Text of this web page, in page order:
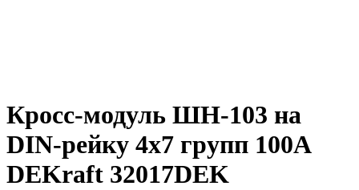
Кросс-модуль ШН-103 на
DIN-рейку 4х7 групп 100А
DEKraft 32017DEK